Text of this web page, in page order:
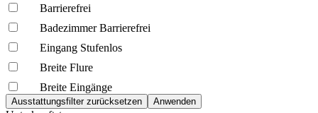
Barrierefrei
Badezimmer Barrierefrei
Eingang Stufenlos
Breite Flure
Breite Eingänge